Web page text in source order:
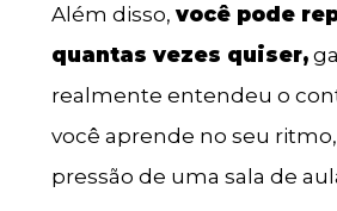
Além disso, você pode
quantas vezes quiser,
realmente entendeu o
você aprende no seu
pressão de uma sala de